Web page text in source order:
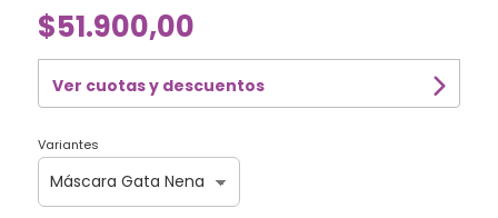
$51.900,00
Ver cuotas y descuentos
Variantes